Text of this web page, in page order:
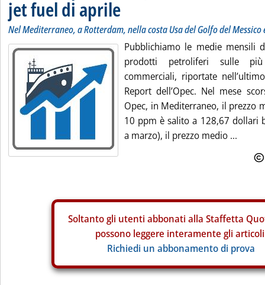
jet fuel di aprile
Nel Mediterraneo, a Rotterdam, nella costa Usa del Golfo del Messico
Pubblichiamo le medie mensili
prodotti petroliferi sulle
commerciali, riportate
Report dell’Opec. Nel mese
Opec, in Mediterraneo, il prezzo
10 ppm è salito a 128,67 dollari
a marzo), il prezzo medio ...
Soltanto gli utenti abbonati alla Staffetta
possono leggere interamente gli
Richiedi un abbonamento di prova